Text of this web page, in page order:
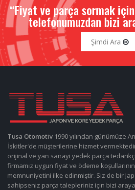
“Fiyat ve parça sormak
telefonumuzdan bizi
Şimdi Ara
Tusa Otomotiv 1990 yılından günümüze
İskitler'de müşterilerine hizmet
orijinal ve yan sanayi yedek parça
firmamız uygun fiyat ve ödeme
memnuniyetini ilke edinmiştir. Siz de bir
sahipseniz parça talepleriniz için bizi